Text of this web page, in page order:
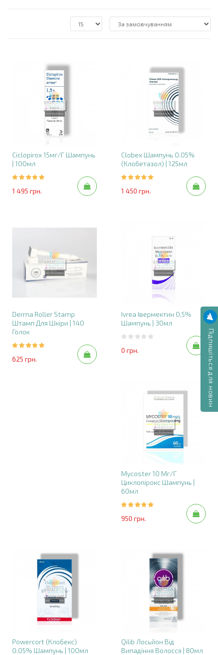
Підпишіться для новин
Ciclopirox 15мг/г Шампунь
| 100мл
1 495 грн.
Clobex Шампунь 0.05%
(клобетазол) | 125мл
1 450 грн.
Derma Roller Stamp
Штамп Для Шкіри | 140
Голок
625 грн.
Ivrea Івермектин 0,5%
Шампунь | 30мл
0 грн.
Mycoster 10 Мг/г
Циклопірокс Шампунь |
60мл
950 грн.
Powercort (Клобекс)
0.05% Шампунь | 100мл
Qilib Лосьйон Від
Випадіння Волосся | 80мл